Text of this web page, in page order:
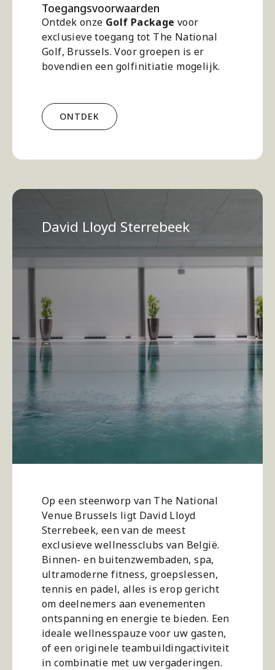
Toegangsvoorwaarden
Ontdek onze Golf Package voor
exclusieve toegang tot The National
Golf, Brussels. Voor groepen is er
bovendien een golfinitiatie mogelijk.
ONTDEK
Op een steenworp van The National
Venue Brussels ligt David Lloyd
Sterrebeek, een van de meest
exclusieve wellnessclubs van België.
Binnen- en buitenzwembaden, spa,
ultramoderne fitness, groepslessen,
tennis en padel, alles is erop gericht
om deelnemers aan evenementen
ontspanning en energie te bieden. Een
ideale wellnesspauze voor uw gasten,
of een originele teambuildingactiviteit
in combinatie met uw vergaderingen.
David Lloyd Sterrebeek